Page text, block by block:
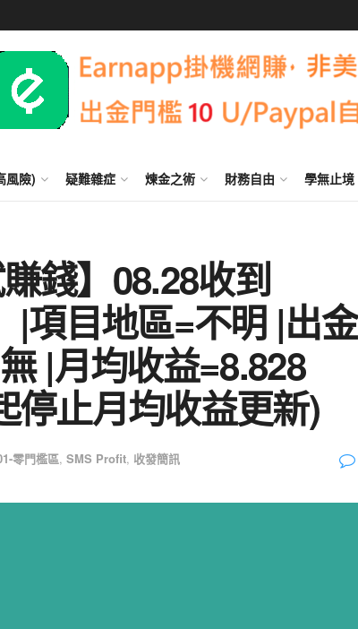
風險) 疑難雜症 煉金之術 財務自由 學無止境
錢】08.28收到
|項目地區=不明 |出金
|月均收益=8.828
停止月均收益更新)
零門檻區, SMS Profit, 收發簡訊